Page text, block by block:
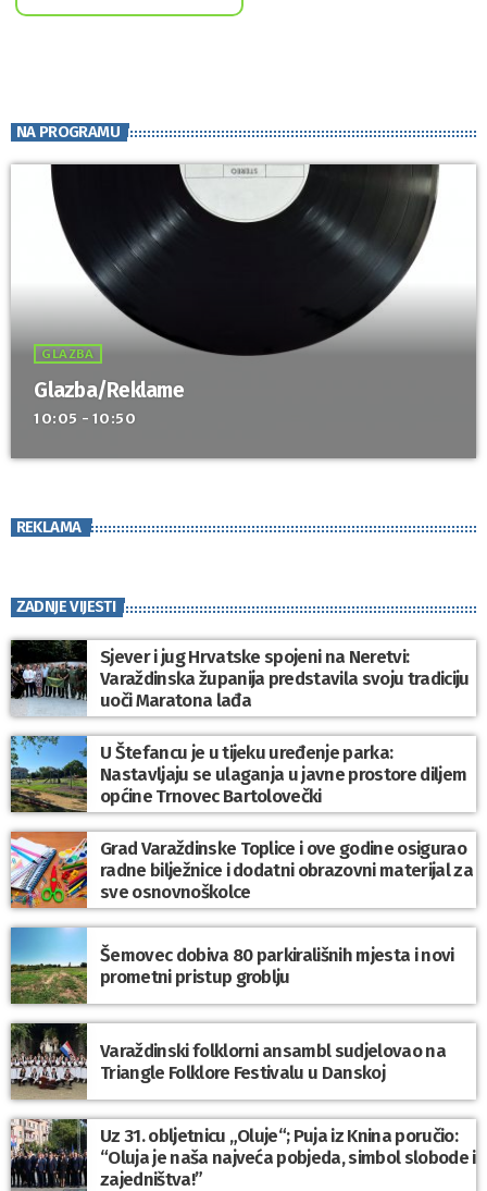
NA PROGRAMU
GLAZBA
Glazba/Reklame
10:05 - 10:50
REKLAMA
ZADNJE VIJESTI
Sjever i jug Hrvatske spojeni na Neretvi:
Varaždinska županija predstavila svoju tradiciju
uoči Maratona lađa
U Štefancu je u tijeku uređenje parka:
Nastavljaju se ulaganja u javne prostore diljem
općine Trnovec Bartolovečki
Grad Varaždinske Toplice i ove godine osigurao
radne bilježnice i dodatni obrazovni materijal za
sve osnovnoškolce
Šemovec dobiva 80 parkirališnih mjesta i novi
prometni pristup groblju
Varaždinski folklorni ansambl sudjelovao na
Triangle Folklore Festivalu u Danskoj
Uz 31. obljetnicu „Oluje“; Puja iz Knina poručio:
“Oluja je naša najveća pobjeda, simbol slobode i
zajedništva!”